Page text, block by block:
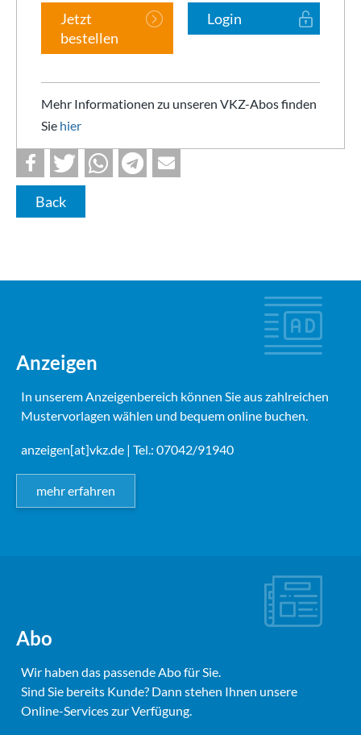
Jetzt
bestellen
Login
Mehr Informationen zu unseren VKZ-Abos finden
Sie hier
Back
Anzeigen
In unserem Anzeigenbereich können Sie aus zahlreichen
Mustervorlagen wählen und bequem online buchen.
anzeigen[at]vkz.de | Tel.: 07042/91940
mehr erfahren
Abo
Wir haben das passende Abo für Sie.
Sind Sie bereits Kunde? Dann stehen Ihnen unsere
Online-Services zur Verfügung.